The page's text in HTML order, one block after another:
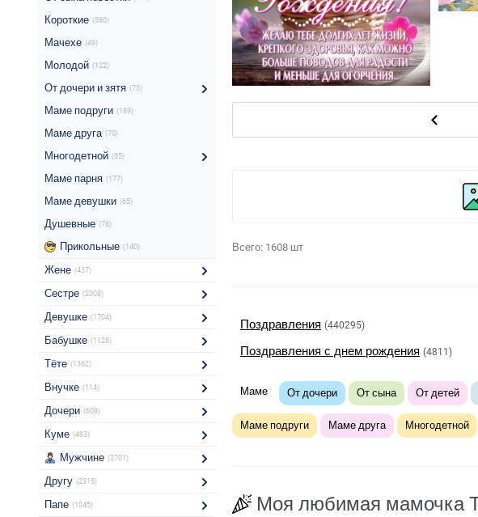
Короткие (560)
Мачехе (49)
Молодой (122)
От дочери и зятя (73)
Маме подруги (189)
Маме друга (70)
Многодетной (35)
Маме парня (177)
Маме девушки (65)
Душевные (76)
Прикольные (140)
Жене (437)
Сестре (2008)
Девушке (1704)
Бабушке (1128)
Тёте (1362)
Внучке (114)
Дочери (608)
Куме (493)
Мужчине (2701)
Другу (2315)
Папе (1045)
Всего: 1608 шт
Поздравления (440295)
Поздравления с днем рождения (4811)
Маме От дочери От сына От детей
Маме подруги Маме друга Многодетной
Моя любимая мамочка